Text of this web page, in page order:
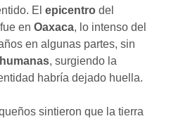
El epicentro del
en Oaxaca, lo intenso del
en algunas partes, sin
, surgiendo la
habría dejado huella.
sintieron que la tierra